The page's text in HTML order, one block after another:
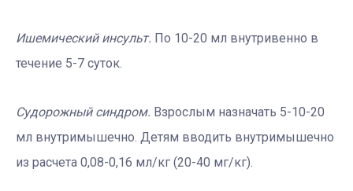
Ишемический инсульт. По 10-20 мл внутривенно в
течение 5-7 суток.
Судорожный синдром. Взрослым назначать 5-10-20
мл внутримышечно. Детям вводить внутримышечно
из расчета 0,08-0,16 мл/кг (20-40 мг/кг).